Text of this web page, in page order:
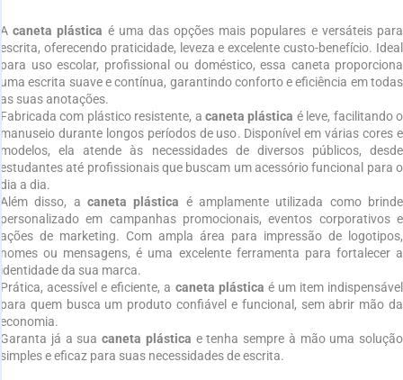
Acaneta plástica é uma das opções mais populares e versáteis para
escrita, oferecendo praticidade, leveza e excelente custo-benefício. Ideal
para uso escolar, profissional ou doméstico, essa caneta proporciona
uma escrita suave e contínua, garantindo conforto e eficiência em todas
as suas anotações.
Fabricada com plástico resistente, a caneta plástica é leve, facilitando o
manuseio durante longos períodos de uso. Disponível em várias cores e
modelos, ela atende às necessidades de diversos públicos, desde
estudantes até profissionais que buscam um acessório funcional para o
dia a dia.
Além disso, a caneta plástica é amplamente utilizada como brinde
personalizado em campanhas promocionais, eventos corporativos e
ações de marketing. Com ampla área para impressão de logotipos,
nomes ou mensagens, é uma excelente ferramenta para fortalecer a
identidade da sua marca.
Prática, acessível e eficiente, a caneta plástica é um item indispensável
para quem busca um produto confiável e funcional, sem abrir mão da
economia.
Garanta já a sua caneta plástica e tenha sempre à mão uma solução
simples e eficaz para suas necessidades de escrita.